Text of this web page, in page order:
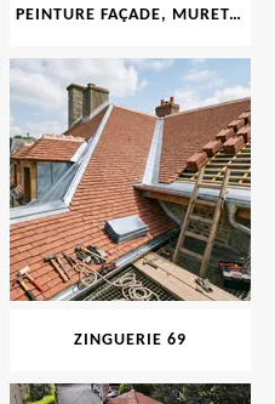
PEINTURE FAÇADE, MURET, TOITURE, BOISERIE, FERRONERIE, GOUTTIÈRE 69
ZINGUERIE 69